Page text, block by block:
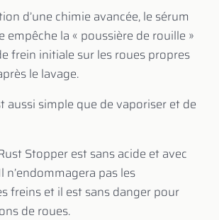
d’une chimie avancée, le sérum
empêche la « poussière de rouille »
frein initiale sur les roues propres
le lavage.
aussi simple que de vaporiser et de
Stopper est sans acide et avec
n’endommagera pas les
freins et il est sans danger pour
de roues.